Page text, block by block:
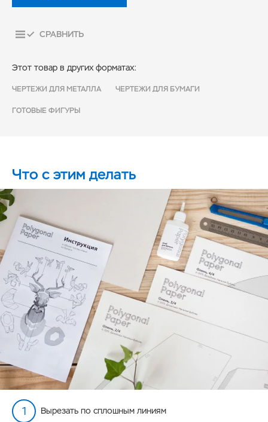
СРАВНИТЬ
Этот товар в других форматах:
ЧЕРТЕЖИ ДЛЯ МЕТАЛЛА ЧЕРТЕЖИ ДЛЯ БУМАГИ
ГОТОВЫЕ ФИГУРЫ
Что с этим делать
Вырезать по сплошным линиям